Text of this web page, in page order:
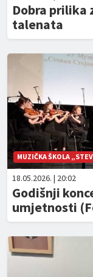
Dobra prilika
talenata
MUZIČKA ŠKOLA
18.05.2026. | 20:02
Godišnji
umjetnosti